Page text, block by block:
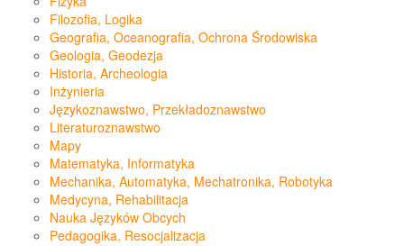
Filozofia, Logika
Geografia, Oceanografia, Ochrona Środowiska
Geologia, Geodezja
Historia, Archeologia
Inżynieria
Językoznawstwo, Przekładoznawstwo
Literaturoznawstwo
Mapy
Matematyka, Informatyka
Mechanika, Automatyka, Mechatronika, Robotyka
Medycyna, Rehabilitacja
Nauka Języków Obcych
Pedagogika, Resocjalizacja